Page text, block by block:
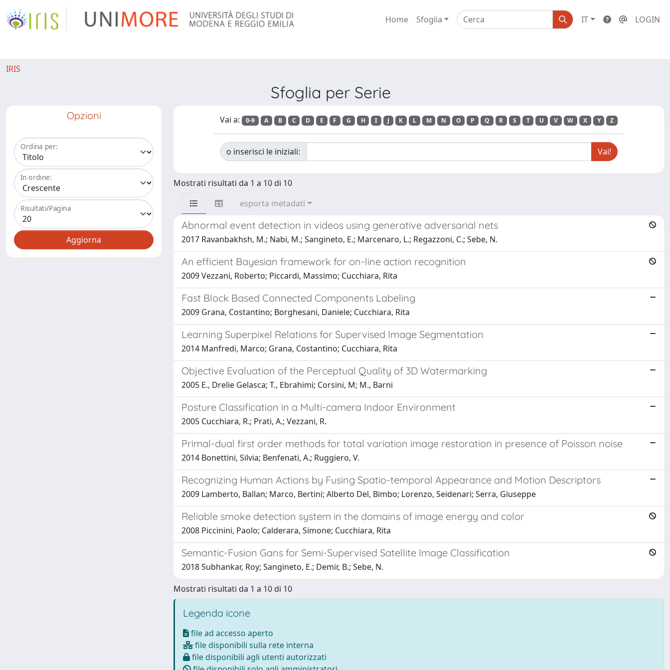
Home Sfoglia IT LOGIN
IRIS
Sfoglia per Serie
Opzioni
Ordina per:
In ordine:
Risultati/Pagina
Vai a: 0-9 A B C D E F G H I J K L M N O P Q R S T U V W X Y Z
o inserisci le iniziali:
Mostrati risultati da 1 a 10 di 10
esporta metadati
Abnormal event detection in videos using generative adversarial nets
2017 Ravanbakhsh, M.; Nabi, M.; Sangineto, E.; Marcenaro, L.; Regazzoni, C.; Sebe, N.
An efficient Bayesian framework for on-line action recognition
2009 Vezzani, Roberto; Piccardi, Massimo; Cucchiara, Rita
Fast Block Based Connected Components Labeling
2009 Grana, Costantino; Borghesani, Daniele; Cucchiara, Rita
Learning Superpixel Relations for Supervised Image Segmentation
2014 Manfredi, Marco; Grana, Costantino; Cucchiara, Rita
Objective Evaluation of the Perceptual Quality of 3D Watermarking
2005 E., Drelie Gelasca; T., Ebrahimi; Corsini, M; M., Barni
Posture Classification in a Multi-camera Indoor Environment
2005 Cucchiara, R.; Prati, A.; Vezzani, R.
Primal-dual first order methods for total variation image restoration in presence of Poisson noise
2014 Bonettini, Silvia; Benfenati, A.; Ruggiero, V.
Recognizing Human Actions by Fusing Spatio-temporal Appearance and Motion Descriptors
2009 Lamberto, Ballan; Marco, Bertini; Alberto Del, Bimbo; Lorenzo, Seidenari; Serra, Giuseppe
Reliable smoke detection system in the domains of image energy and color
2008 Piccinini, Paolo; Calderara, Simone; Cucchiara, Rita
Semantic-Fusion Gans for Semi-Supervised Satellite Image Classification
2018 Subhankar, Roy; Sangineto, E.; Demir, B.; Sebe, N.
Mostrati risultati da 1 a 10 di 10
Legenda icone
file ad accesso aperto
file disponibili sulla rete interna
file disponibili agli utenti autorizzati